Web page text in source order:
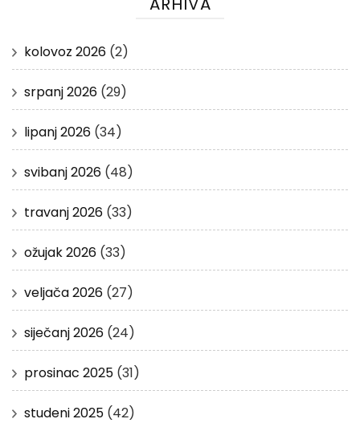
kolovoz 2026 (2)
srpanj 2026 (29)
lipanj 2026 (34)
svibanj 2026 (48)
travanj 2026 (33)
ožujak 2026 (33)
veljača 2026 (27)
siječanj 2026 (24)
prosinac 2025 (31)
studeni 2025 (42)